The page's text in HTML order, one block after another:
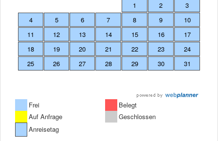
1
2
3
4
5 6 7 8 9
10
11
12 13 14 15 16
17
18
19 20 21 22 23
24
25
26 27 28 29 30 31
Frei
Belegt
Auf Anfrage
Geschlossen
Anreisetag